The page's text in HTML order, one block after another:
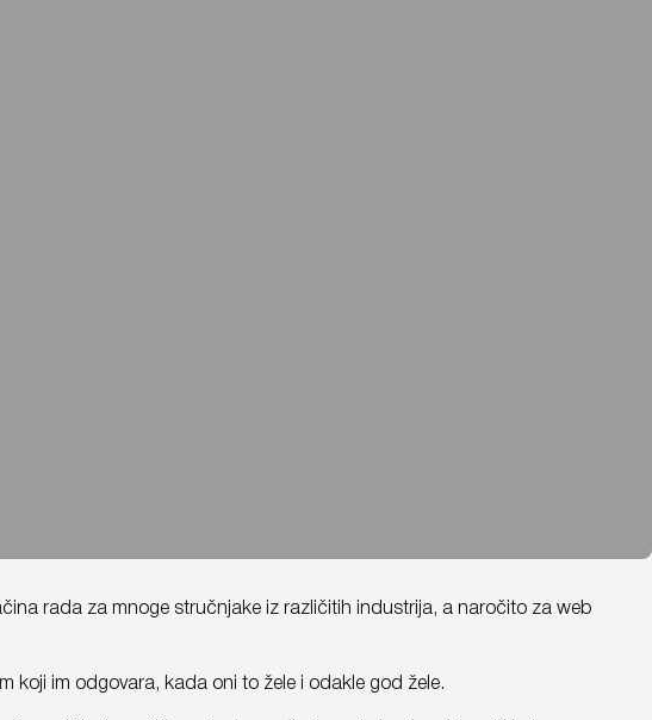
rada za mnoge stručnjake iz različitih industrija, a naročito za web
koji im odgovara, kada oni to žele i odakle god žele.